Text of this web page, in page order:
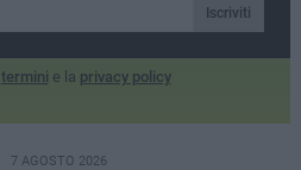
Iscriviti
termini e la privacy policy
7 AGOSTO 2026